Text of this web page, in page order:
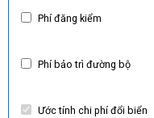
Phí đăng kiểm
Phí bảo trì đường bộ
Ước tính chi phí đổi biển